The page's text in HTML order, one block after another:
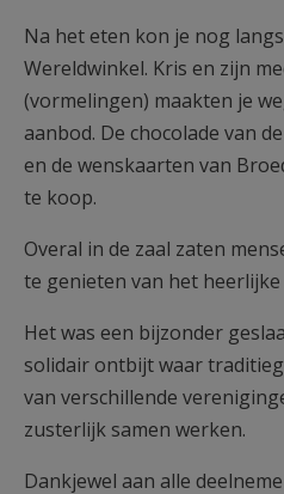
Na het eten kon je nog
Wereldwinkel. Kris en zijn
(vormelingen) maakten je
aanbod. De chocolade van
en de wenskaarten van
te koop.
Overal in de zaal zaten
te genieten van het heerlijke
Het was een bijzonder
solidair ontbijt waar
van verschillende
zusterlijk samen werken.
Dankjewel aan alle